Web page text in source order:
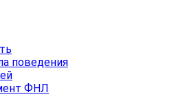
поведения
ФНЛ